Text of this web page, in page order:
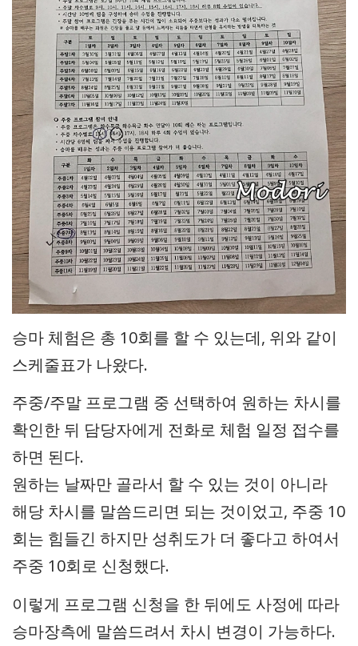
승마 체험은 총 10회를 할 수 있는데, 위와 같이
스케줄표가 나왔다.
주중/주말 프로그램 중 선택하여 원하는 차시를
확인한 뒤 담당자에게 전화로 체험 일정 접수를
하면 된다.
원하는 날짜만 골라서 할 수 있는 것이 아니라
해당 차시를 말씀드리면 되는 것이었고, 주중 10
회는 힘들긴 하지만 성취도가 더 좋다고 하여서
주중 10회로 신청했다.
이렇게 프로그램 신청을 한 뒤에도 사정에 따라
승마장측에 말씀드려서 차시 변경이 가능하다.